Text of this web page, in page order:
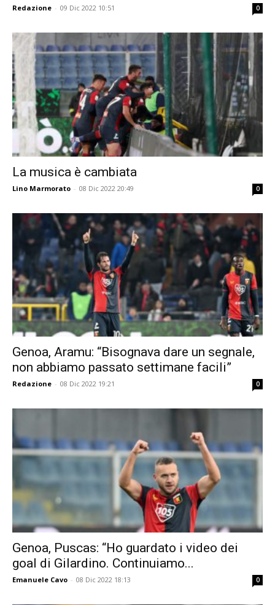
Redazione - 09 Dic 2022 10:51 0
La musica è cambiata
Lino Marmorato - 08 Dic 2022 20:49 0
Genoa, Aramu: “Bisognava dare un segnale,
non abbiamo passato settimane facili”
Redazione - 08 Dic 2022 19:21 0
Genoa, Puscas: “Ho guardato i video dei
goal di Gilardino. Continuiamo...
Emanuele Cavo - 08 Dic 2022 18:13 0